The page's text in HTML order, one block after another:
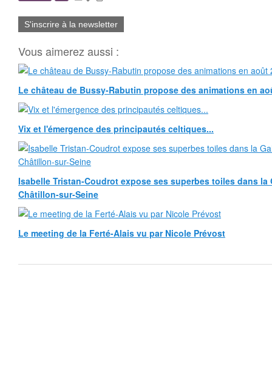
S'inscrire à la newsletter
Vous aimerez aussi :
Le château de Bussy-Rabutin propose des animations en
Vix et l'émergence des principautés celtiques...
Isabelle Tristan-Coudrot expose ses superbes toiles dans la
Châtillon-sur-Seine
Le meeting de la Ferté-Alais vu par Nicole Prévost